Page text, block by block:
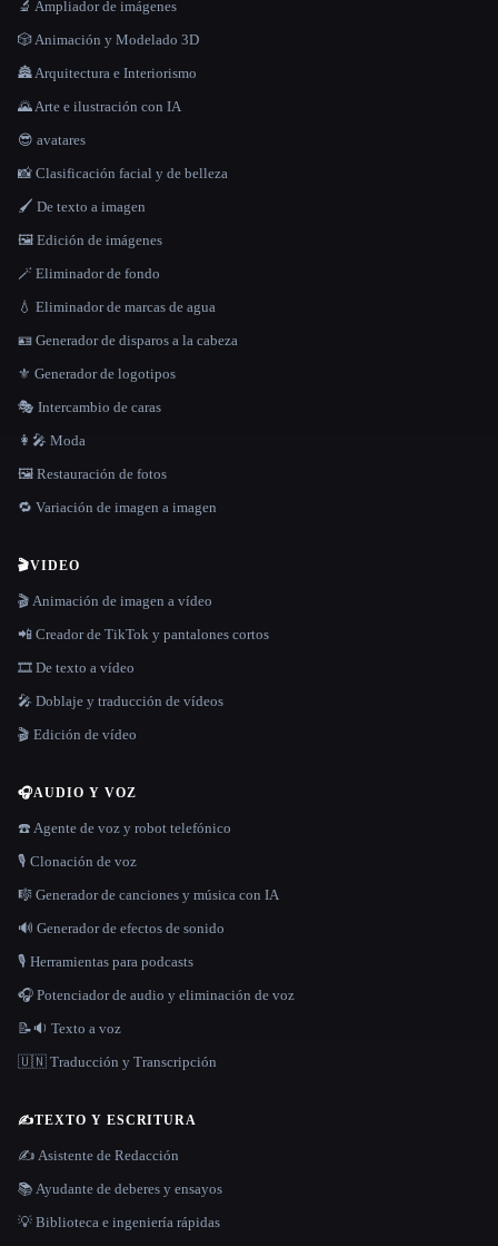
🔬 Ampliador de imágenes
🎲 Animación y Modelado 3D
🏯 Arquitectura e Interiorismo
🌄 Arte e ilustración con IA
😎 avatares
📸 Clasificación facial y de belleza
🖌️ De texto a imagen
🖼️ Edición de imágenes
🪄 Eliminador de fondo
💧 Eliminador de marcas de agua
🪪 Generador de disparos a la cabeza
⚜️ Generador de logotipos
🎭 Intercambio de caras
👩‍🎤 Moda
🖼️ Restauración de fotos
🔁 Variación de imagen a imagen
🎬VIDEO
🎬 Animación de imagen a vídeo
📲 Creador de TikTok y pantalones cortos
🎞️ De texto a vídeo
🎤 Doblaje y traducción de vídeos
🎬 Edición de vídeo
🎧AUDIO Y VOZ
☎️ Agente de voz y robot telefónico
🎙️ Clonación de voz
🎼 Generador de canciones y música con IA
🔊 Generador de efectos de sonido
🎙️ Herramientas para podcasts
🎧 Potenciador de audio y eliminación de voz
📝🔉 Texto a voz
🇺🇳 Traducción y Transcripción
✍️TEXTO Y ESCRITURA
✍️ Asistente de Redacción
📚 Ayudante de deberes y ensayos
💡 Biblioteca e ingeniería rápidas